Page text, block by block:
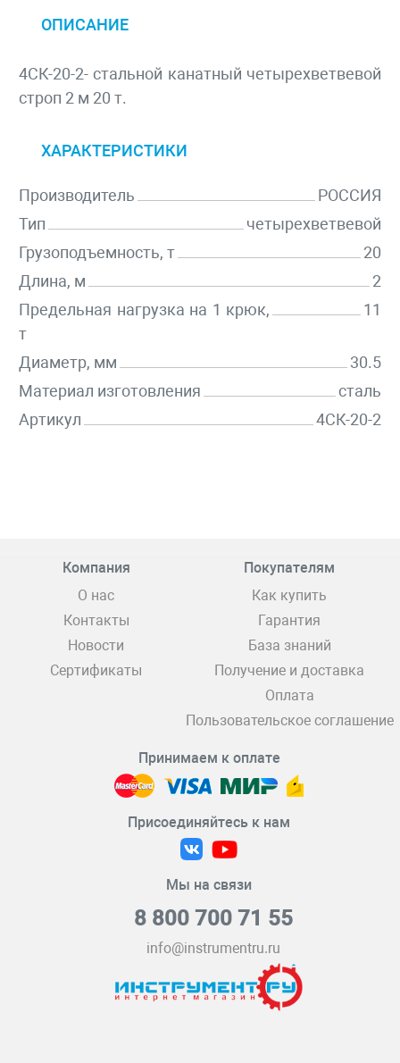
ОПИСАНИЕ
4СК-20-2- стальной канатный четырехветвевой
строп 2 м 20 т.
ХАРАКТЕРИСТИКИ
Производитель
РОССИЯ
Тип
четырехветвевой
Грузоподъемность, т
20
Длина, м
2
Предельная нагрузка на 1 крюк,
т
11
Диаметр, мм
30.5
Материал изготовления
сталь
Артикул
4СК-20-2
Компания
О нас
Контакты
Новости
Сертификаты
Покупателям
Как купить
Гарантия
База знаний
Получение и доставка
Оплата
Пользовательское соглашение
Принимаем к оплате
Присоединяйтесь к нам
Мы на связи
8 800 700 71 55
info@instrumentru.ru